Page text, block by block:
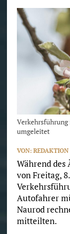
umgeleitet
VON: REDAKTION
Während
von Freitag,
Autofahrer
Naurod
mitteilten.